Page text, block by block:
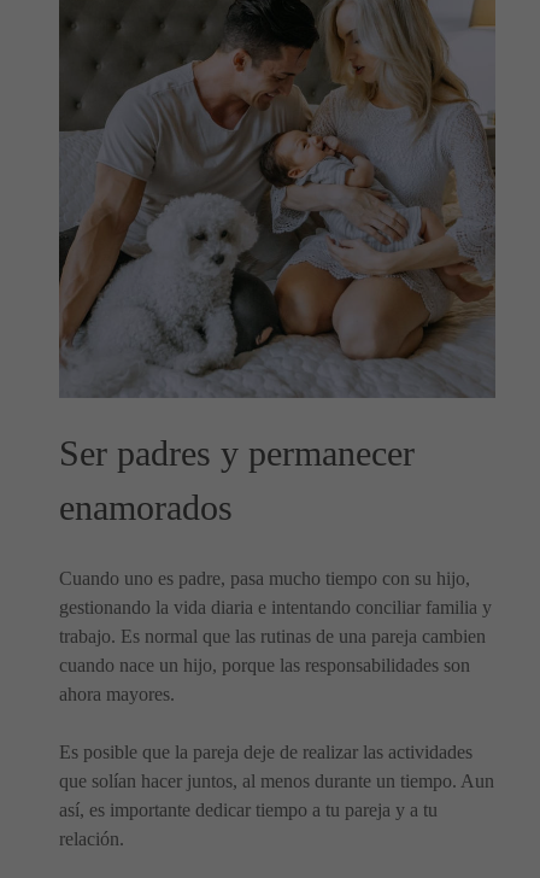
Ser padres y permanecer
enamorados
Cuando uno es padre, pasa mucho tiempo con su hijo,
gestionando la vida diaria e intentando conciliar familia y
trabajo. Es normal que las rutinas de una pareja cambien
cuando nace un hijo, porque las responsabilidades son
ahora mayores.
Es posible que la pareja deje de realizar las actividades
que solían hacer juntos, al menos durante un tiempo. Aun
así, es importante dedicar tiempo a tu pareja y a tu
relación.